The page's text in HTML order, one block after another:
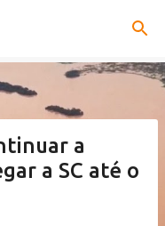
principal
a
a SC até o